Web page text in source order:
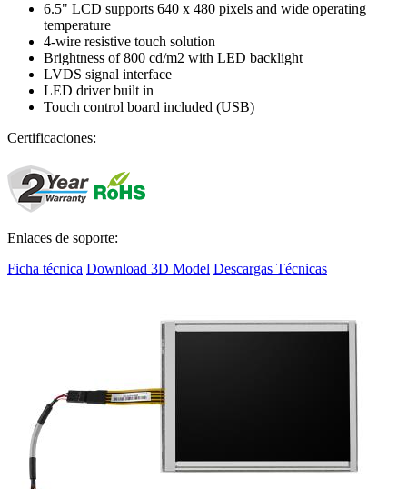
6.5" LCD supports 640 x 480 pixels and wide operating
temperature
4-wire resistive touch solution
Brightness of 800 cd/m2 with LED backlight
LVDS signal interface
LED driver built in
Touch control board included (USB)
Certificaciones:
Enlaces de soporte:
Ficha técnica Download 3D Model Descargas Técnicas